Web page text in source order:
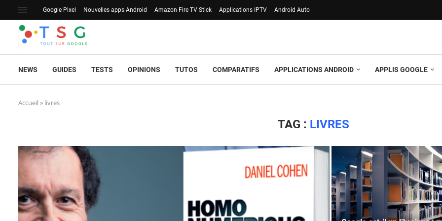
Google Pixel Nouvelles apps Android Amazon Fire TV Stick Applications IPTV Android Auto
NEWS GUIDES TESTS OPINIONS TUTOS COMPARATIFS APPLICATIONS ANDROID APPLIS GOOGLE
Accueil » livres
TAG : LIVRES